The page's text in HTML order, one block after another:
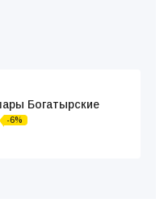
Богатырские
-6%